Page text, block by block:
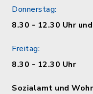
Donnerstag:
8.30 - 12.30 Uhr
Freitag:
8.30 - 12.30 Uhr
Sozialamt und